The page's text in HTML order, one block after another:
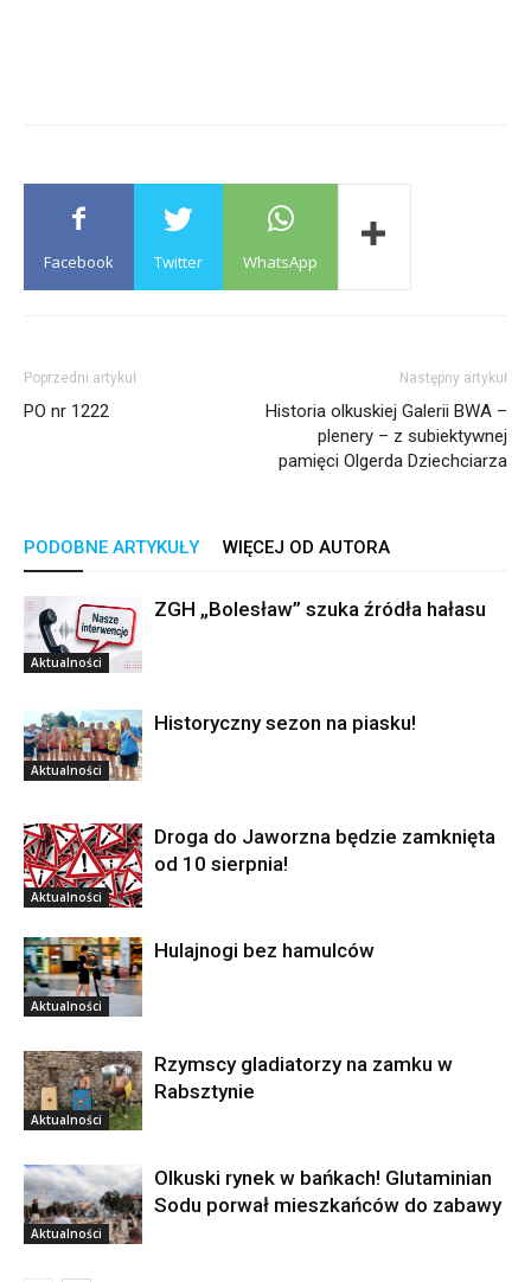
Facebook Twitter WhatsApp
Poprzedni artykuł
PO nr 1222
Następny artykuł
Historia olkuskiej Galerii BWA –
plenery – z subiektywnej
pamięci Olgerda Dziechciarza
PODOBNE ARTYKUŁY WIĘCEJ OD AUTORA
Aktualności
ZGH „Bolesław” szuka źródła hałasu
Aktualności
Historyczny sezon na piasku!
Aktualności
Droga do Jaworzna będzie zamknięta
od 10 sierpnia!
Aktualności
Hulajnogi bez hamulców
Aktualności
Rzymscy gladiatorzy na zamku w
Rabsztynie
Aktualności
Olkuski rynek w bańkach! Glutaminian
Sodu porwał mieszkańców do zabawy